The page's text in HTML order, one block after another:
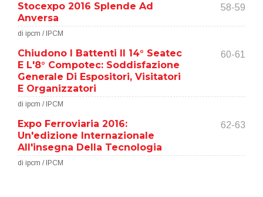
Stocexpo 2016 Splende Ad
Anversa
58-59
di ipcm / IPCM
Chiudono I Battenti Il 14° Seatec
E L'8° Compotec: Soddisfazione
Generale Di Espositori, Visitatori
E Organizzatori
60-61
di ipcm / IPCM
Expo Ferroviaria 2016:
Un'edizione Internazionale
All'insegna Della Tecnologia
62-63
di ipcm / IPCM